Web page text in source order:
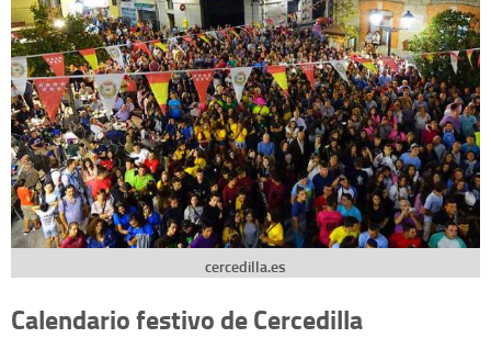
cercedilla.es
Calendario festivo de Cercedilla